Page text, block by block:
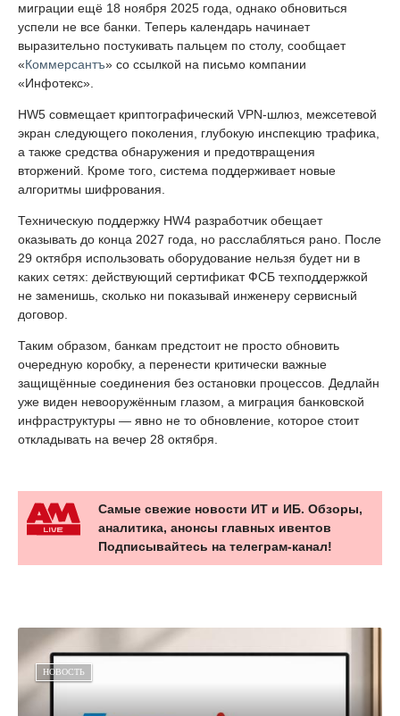
миграции ещё 18 ноября 2025 года, однако обновиться
успели не все банки. Теперь календарь начинает
выразительно постукивать пальцем по столу, сообщает
«Коммерсантъ» со ссылкой на письмо компании
«Инфотекс».
HW5 совмещает криптографический VPN-шлюз, межсетевой
экран следующего поколения, глубокую инспекцию трафика,
а также средства обнаружения и предотвращения
вторжений. Кроме того, система поддерживает новые
алгоритмы шифрования.
Техническую поддержку HW4 разработчик обещает
оказывать до конца 2027 года, но расслабляться рано. После
29 октября использовать оборудование нельзя будет ни в
каких сетях: действующий сертификат ФСБ техподдержкой
не заменишь, сколько ни показывай инженеру сервисный
договор.
Таким образом, банкам предстоит не просто обновить
очередную коробку, а перенести критически важные
защищённые соединения без остановки процессов. Дедлайн
уже виден невооружённым глазом, а миграция банковской
инфраструктуры — явно не то обновление, которое стоит
откладывать на вечер 28 октября.
Самые свежие новости ИТ и ИБ. Обзоры,
аналитика, анонсы главных ивентов
Подписывайтесь на телеграм-канал!
НОВОСТЬ